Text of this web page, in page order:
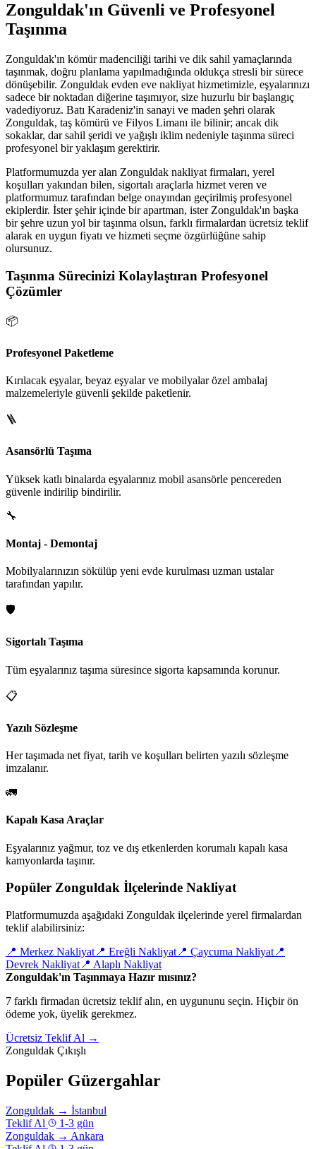
Zonguldak'ın Güvenli ve Profesyonel
Taşınma
Zonguldak'ın kömür madenciliği tarihi ve dik sahil yamaçlarında
taşınmak, doğru planlama yapılmadığında oldukça stresli bir sürece
dönüşebilir. Zonguldak evden eve nakliyat hizmetimizle, eşyalarınızı
sadece bir noktadan diğerine taşımıyor, size huzurlu bir başlangıç
vadediyoruz. Batı Karadeniz'in sanayi ve maden şehri olarak
Zonguldak, taş kömürü ve Filyos Limanı ile bilinir; ancak dik
sokaklar, dar sahil şeridi ve yağışlı iklim nedeniyle taşınma süreci
profesyonel bir yaklaşım gerektirir.
Platformumuzda yer alan Zonguldak nakliyat firmaları, yerel
koşulları yakından bilen, sigortalı araçlarla hizmet veren ve
platformumuz tarafından belge onayından geçirilmiş profesyonel
ekiplerdir. İster şehir içinde bir apartman, ister Zonguldak'ın başka
bir şehre uzun yol bir taşınma olsun, farklı firmalardan ücretsiz teklif
alarak en uygun fiyatı ve hizmeti seçme özgürlüğüne sahip
olursunuz.
Taşınma Sürecinizi Kolaylaştıran Profesyonel
Çözümler
📦
Profesyonel Paketleme
Kırılacak eşyalar, beyaz eşyalar ve mobilyalar özel ambalaj
malzemeleriyle güvenli şekilde paketlenir.
🪜
Asansörlü Taşıma
Yüksek katlı binalarda eşyalarınız mobil asansörle pencereden
güvenle indirilip bindirilir.
🔧
Montaj - Demontaj
Mobilyalarınızın sökülüp yeni evde kurulması uzman ustalar
tarafından yapılır.
🛡️
Sigortalı Taşıma
Tüm eşyalarınız taşıma süresince sigorta kapsamında korunur.
📋
Yazılı Sözleşme
Her taşımada net fiyat, tarih ve koşulları belirten yazılı sözleşme
imzalanır.
🚛
Kapalı Kasa Araçlar
Eşyalarınız yağmur, toz ve dış etkenlerden korumalı kapalı kasa
kamyonlarda taşınır.
Popüler Zonguldak İlçelerinde Nakliyat
Platformumuzda aşağıdaki Zonguldak ilçelerinde yerel firmalardan
teklif alabilirsiniz:
📍 Merkez Nakliyat 📍 Ereğli Nakliyat 📍 Çaycuma Nakliyat 📍
Devrek Nakliyat 📍 Alaplı Nakliyat
Zonguldak'ın Taşınmaya Hazır mısınız?
7 farklı firmadan ücretsiz teklif alın, en uygununu seçin. Hiçbir ön
ödeme yok, üyelik gerekmez.
Ücretsiz Teklif Al →
Zonguldak Çıkışlı
Popüler Güzergahlar
Zonguldak → İstanbul
Teklif Al
1-3 gün
Zonguldak → Ankara